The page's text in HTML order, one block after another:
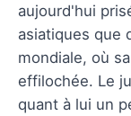
aujourd'hui
asiatiques que
mondiale, où
effilochée. Le
quant à lui un